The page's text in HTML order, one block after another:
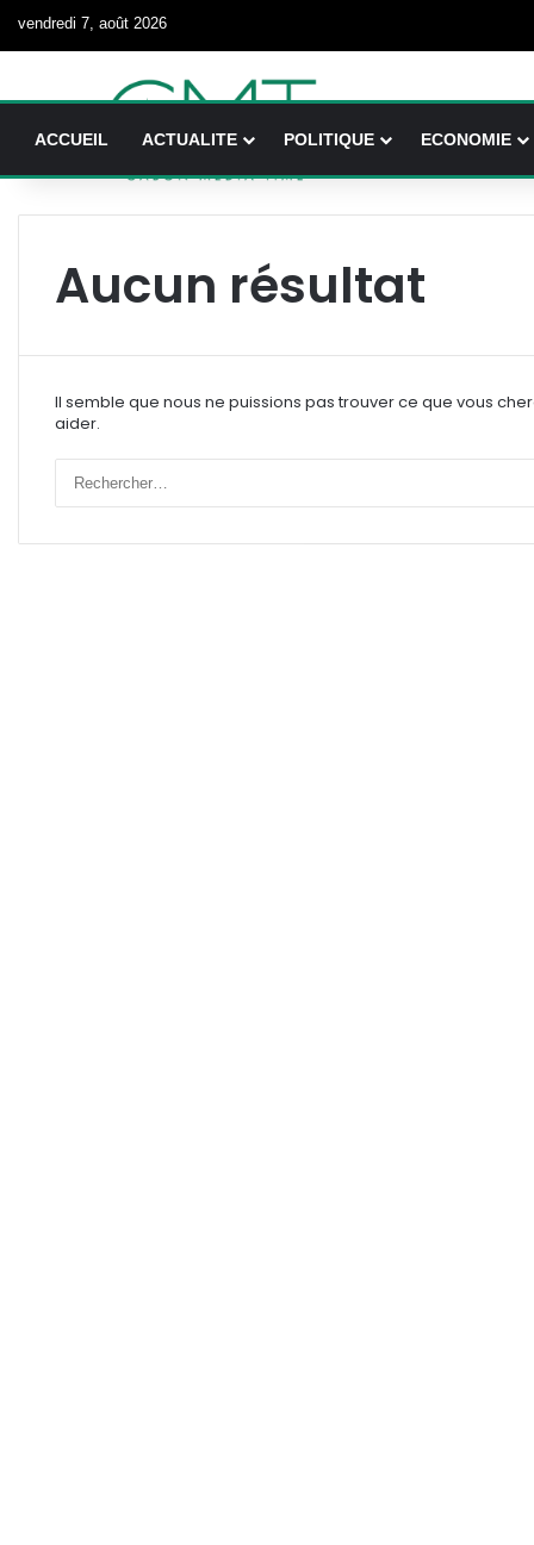
vendredi 7, août 2026
ACCUEIL ACTUALITE POLITIQUE ECONOMIE
Aucun résultat
Il semble que nous ne puissions pas trouver ce que vous
aider.